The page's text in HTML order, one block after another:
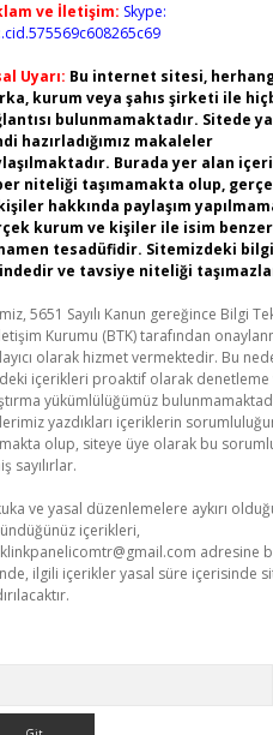
ve İletişim: Skype:
Uyarı: Bu internet sitesi,
kurum veya şahıs şirketi ile
bulunmamaktadır. Sitede
hazırladığımız makaleler
Burada yer alan
niteliği taşımamakta olup,
hakkında paylaşım
kurum ve kişiler ile isim
tesadüfidir. Sitemizdeki
ve tavsiye niteliği
5651 Sayılı Kanun gereğince Bilgi
Kurumu (BTK) tarafından
olarak hizmet vermektedir. Bu
içerikleri proaktif olarak denetleme
yükümlülüğümüz
yazdıkları içeriklerin
olup, siteye üye olarak bu
sayılırlar.
ve yasal düzenlemelere aykırı
içerikleri,
adresine
ilgili içerikler yasal süre içerisinde